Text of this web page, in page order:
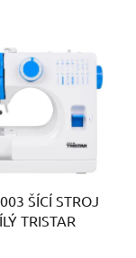
ŠÍCÍ STROJ
TRISTAR